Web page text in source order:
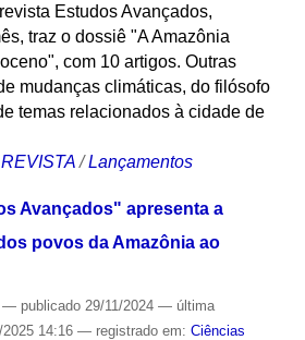
Estudos Avançados,
traz o dossiê "A Amazônia
com 10 artigos. Outras
mudanças climáticas, do filósofo
temas relacionados à cidade de
REVISTA /Lançamentos
Avançados" apresenta a
povos da Amazônia ao
— publicado29/11/2024 — última
14:16 — registrado em: Ciências